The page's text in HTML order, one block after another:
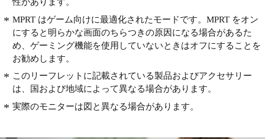
MPRT はゲーム向けに最適化されたモードです。MPRT をオン
にすると明らかな画面のちらつきの原因になる場合があるた
め、ゲーミング機能を使用していないときはオフにすることを
お勧めします。
このリーフレットに記載されている製品およびアクセサリー
は、国および地域によって異なる場合があります。
実際のモニターは図と異なる場合があります。